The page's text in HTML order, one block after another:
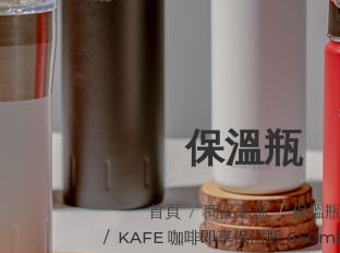
保溫瓶
首頁 商品選購
保溫瓶
KAFE 咖啡即享保溫瓶